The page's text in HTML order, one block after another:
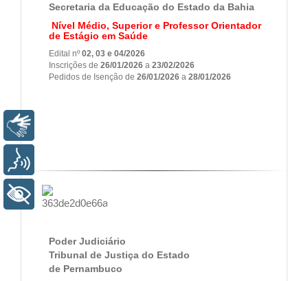
Secretaria da Educação do Estado da Bahia
Nível Médio, Superior e Professor Orientador
de Estágio em Saúde
Edital nº02, 03 e 04/2026
Inscrições de 26/01/2026 a 23/02/2026
Pedidos de Isenção de 26/01/2026 a 28/01/2026
Poder Judiciário
Tribunal de Justiça do Estado
de Pernambuco
+ Acessibilidade